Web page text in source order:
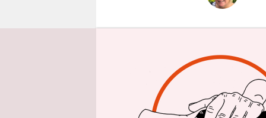
Alle
und der
dieser
Mutter im